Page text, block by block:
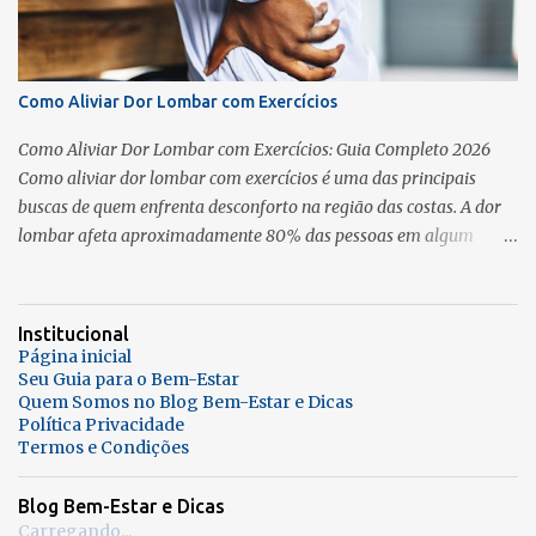
ajuda em várias funções essenciais: Dá mais saciedade (você sente
menos fome ao longo do dia) Acelera a recuperação muscular pós-
exercício Contribui para a definição corporal Auxilia no sistema
imunológico 👉 Se você pratica exercícios como a prancha
abdominal , precisa de proteína para evoluir com segurança e
evitar fadiga precoce. Confira também: Tempo...
Como Aliviar Dor Lombar com Exercícios
Como Aliviar Dor Lombar com Exercícios: Guia Completo 2026
Como aliviar dor lombar com exercícios é uma das principais
buscas de quem enfrenta desconforto na região das costas. A dor
lombar afeta aproximadamente 80% das pessoas em algum
específicos pode reduzir significativamente o desconforto e
prevenir novas crises de forma natural e segura. Este guia foi
desenvolvido para mostrar exatamente como aliviar dor lombar
com exercícios de forma segura e eficaz. Você vai descobrir
exercícios validados por fisioterapeutas, entender quais cuidados
fortalecimento que realmente funciona para aliviar dor lombar. Se
você sofre com dor lombar recorrente, já tentou diversos
Institucional
Página inicial
Seu Guia para o Bem-Estar
Quem Somos no Blog Bem-Estar e Dicas
Política Privacidade
Termos e Condições
Blog Bem-Estar e Dicas
Carregando...